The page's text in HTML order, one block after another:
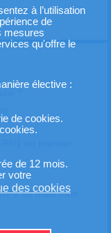
à l’utilisation
de
mesures
qu'offre le
élective :
de cookies.
de 12 mois.
votre
des cookies
?
au premier
52 mais mon